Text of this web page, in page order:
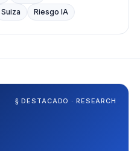
Suiza Riesgo IA
§ DESTACADO · RESEARCH